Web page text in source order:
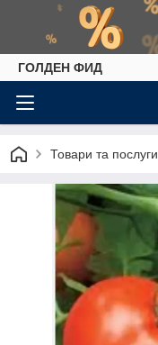
ГОЛДЕН ФИД
Товари та послуги